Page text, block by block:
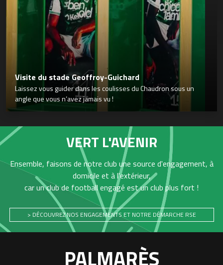
Visite du stade Geoffroy-Guichard
Laissez vous guider dans les coulisses du Chaudron sous un
angle que vous n’avez jamais vu !
VERT L'AVENIR
Ensemble, faisons de notre club une source d'engagement, à
domicile et à l'extérieur,
car un club de football engagé est un club plus fort !
> DÉCOUVREZ NOS ENGAGEMENTS ET NOTRE DÉMARCHE RSE
PALMARÈS